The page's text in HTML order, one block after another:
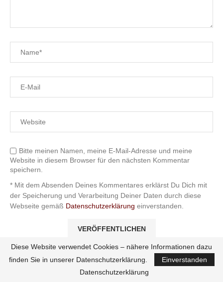
Bitte meinen Namen, meine E-Mail-Adresse und meine
Website in diesem Browser für den nächsten Kommentar
speichern.
* Mit dem Absenden Deines Kommentares erklärst Du Dich mit
der Speicherung und Verarbeitung Deiner Daten durch diese
Webseite gemäß Datenschutzerklärung einverstanden.
Diese Website verwendet Cookies – nähere Informationen dazu
finden Sie in unserer Datenschutzerklärung.
Einverstanden
Datenschutzerklärung